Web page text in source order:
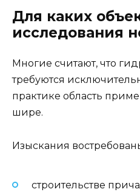
Для каких
исследования
Многие считают, что
требуются
практике область
шире.
Изыскания
строительстве